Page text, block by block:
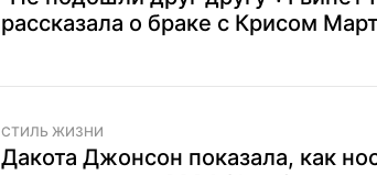
рассказала о браке с Крисом
СТИЛЬ ЖИЗНИ
Дакота Джонсон показала, как